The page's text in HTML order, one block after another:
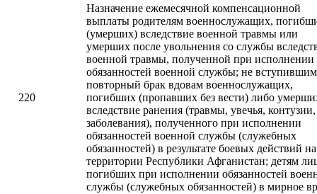
220
Назначение ежемесячной компенсационной
выплаты родителям военнослужащих,
(умерших) вследствие военной травмы или
умерших после увольнения со службы
военной травмы, полученной при исполнении
обязанностей военной службы; не
повторный брак вдовам военнослужащих,
погибших (пропавших без вести) либо
вследствие ранения (травмы, увечья, контузии,
заболевания), полученного при исполнении
обязанностей военной службы (служебных
обязанностей) в результате боевых действий на
территории Республики Афганистан; детям
погибших при исполнении обязанностей
службы (служебных обязанностей) в мирное